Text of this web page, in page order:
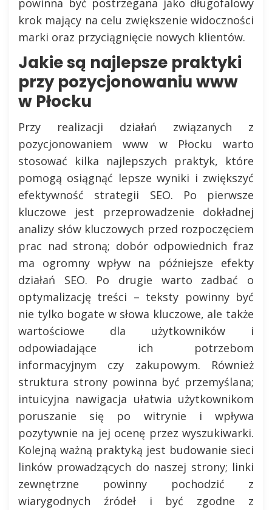
powinna być postrzegana jako długofalowy
krok mający na celu zwiększenie widoczności
marki oraz przyciągnięcie nowych klientów.
Jakie są najlepsze praktyki
przy pozycjonowaniu www
w Płocku
Przy realizacji działań związanych z
pozycjonowaniem www w Płocku warto
stosować kilka najlepszych praktyk, które
pomogą osiągnąć lepsze wyniki i zwiększyć
efektywność strategii SEO. Po pierwsze
kluczowe jest przeprowadzenie dokładnej
analizy słów kluczowych przed rozpoczęciem
prac nad stroną; dobór odpowiednich fraz
ma ogromny wpływ na późniejsze efekty
działań SEO. Po drugie warto zadbać o
optymalizację treści – teksty powinny być
nie tylko bogate w słowa kluczowe, ale także
wartościowe dla użytkowników i
odpowiadające ich potrzebom
informacyjnym czy zakupowym. Również
struktura strony powinna być przemyślana;
intuicyjna nawigacja ułatwia użytkownikom
poruszanie się po witrynie i wpływa
pozytywnie na jej ocenę przez wyszukiwarki.
Kolejną ważną praktyką jest budowanie sieci
linków prowadzących do naszej strony; linki
zewnętrzne powinny pochodzić z
wiarygodnych źródeł i być zgodne z